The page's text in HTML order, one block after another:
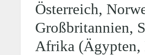
Österreich,
Großbritannien,
Afrika (Ägypten,